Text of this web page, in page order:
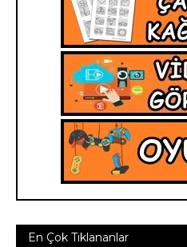
En Çok Tıklananlar